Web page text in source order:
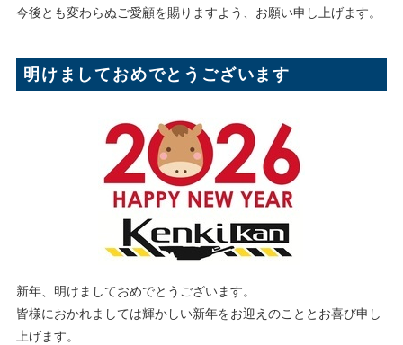
今後とも変わらぬご愛顧を賜りますよう、お願い申し上げます。
明けましておめでとうございます
新年、明けましておめでとうございます。
皆様におかれましては輝かしい新年をお迎えのこととお喜び申し
上げます。